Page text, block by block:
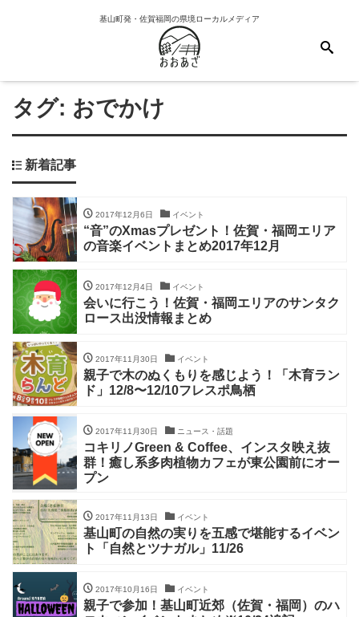
基山町発・佐賀福岡の県境ローカルメディア
タグ: おでかけ
新着記事
2017年12月6日 イベント
“音”のXmasプレゼント！佐賀・福岡エリア
の音楽イベントまとめ2017年12月
2017年12月4日 イベント
会いに行こう！佐賀・福岡エリアのサンタク
ロース出没情報まとめ
2017年11月30日 イベント
親子で木のぬくもりを感じよう！「木育ラン
ド」12/8〜12/10フレスポ鳥栖
2017年11月30日 ニュース・話題
コキリノGreen & Coffee、インスタ映え抜
群！癒し系多肉植物カフェが東公園前にオー
プン
2017年11月13日 イベント
基山町の自然の実りを五感で堪能するイベン
ト「自然とツナガル」11/26
2017年10月16日 イベント
親子で参加！基山町近郊（佐賀・福岡）のハ